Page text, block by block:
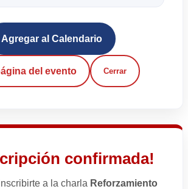
Agregar al Calendario
del evento Cerrar
confirmada!
a la charla Reforzamiento